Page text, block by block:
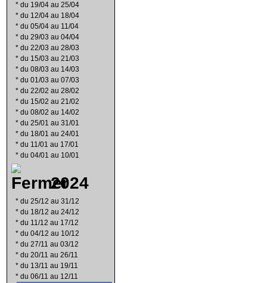
* du 19/04 au 25/04
* du 12/04 au 18/04
* du 05/04 au 11/04
* du 29/03 au 04/04
* du 22/03 au 28/03
* du 15/03 au 21/03
* du 08/03 au 14/03
* du 01/03 au 07/03
* du 22/02 au 28/02
* du 15/02 au 21/02
* du 08/02 au 14/02
* du 25/01 au 31/01
* du 18/01 au 24/01
* du 11/01 au 17/01
* du 04/01 au 10/01
2024
* du 25/12 au 31/12
* du 18/12 au 24/12
* du 11/12 au 17/12
* du 04/12 au 10/12
* du 27/11 au 03/12
* du 20/11 au 26/11
* du 13/11 au 19/11
* du 06/11 au 12/11